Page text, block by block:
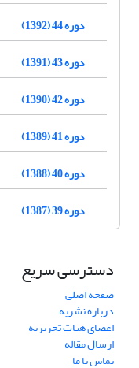
دوره 44 (1392)
دوره 43 (1391)
دوره 42 (1390)
دوره 41 (1389)
دوره 40 (1388)
دوره 39 (1387)
دسترسی سریع
صفحه اصلی
درباره نشریه
اعضای هیات تحریریه
ارسال مقاله
تماس با ما